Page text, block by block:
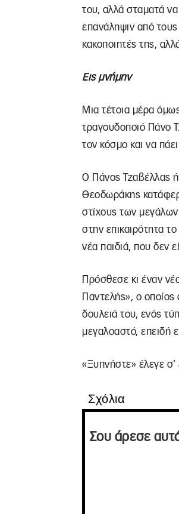
του, αλλά σταματά να
επανάληψιν από
κακοποιητές της,
Εις μνήμην
Μια τέτοια μέρα
τραγουδοποιό Πάνο
τον κόσμο και να
Ο Πάνος Τζαβέλλας
Θεοδωράκης
στίχους των
στην επικαιρότητα
νέα παιδιά, που δεν
Πρόσθεσε κι έναν
Παντελής», ο οποίος
δουλειά του, ενός
μεγαλοαστό, επειδή
«Ξυπνήστε» έλεγε
Σχόλια
Σου άρεσε